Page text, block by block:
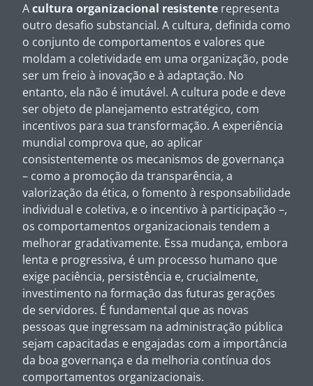
Acultura organizacional resistente representa
outro desafio substancial. A cultura, definida como
o conjunto de comportamentos e valores que
moldam a coletividade em uma organização, pode
ser um freio à inovação e à adaptação. No
entanto, ela não é imutável. A cultura pode e deve
ser objeto de planejamento estratégico, com
incentivos para sua transformação. A experiência
mundial comprova que, ao aplicar
consistentemente os mecanismos de governança
– como a promoção da transparência, a
valorização da ética, o fomento à responsabilidade
individual e coletiva, e o incentivo à participação –,
os comportamentos organizacionais tendem a
melhorar gradativamente. Essa mudança, embora
lenta e progressiva, é um processo humano que
exige paciência, persistência e, crucialmente,
investimento na formação das futuras gerações
de servidores. É fundamental que as novas
pessoas que ingressam na administração pública
sejam capacitadas e engajadas com a importância
da boa governança e da melhoria contínua dos
comportamentos organizacionais.